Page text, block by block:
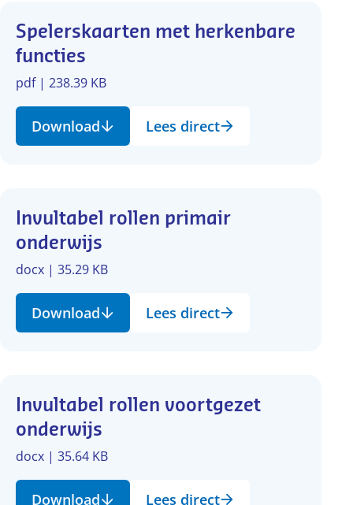
Spelerskaarten met herkenbare
functies
pdf | 238.39 KB
Download Lees direct
Invultabel rollen primair
onderwijs
docx | 35.29 KB
Download Lees direct
Invultabel rollen voortgezet
onderwijs
docx | 35.64 KB
Download Lees direct